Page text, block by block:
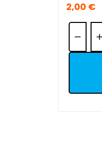
2,00 €
Quantité: